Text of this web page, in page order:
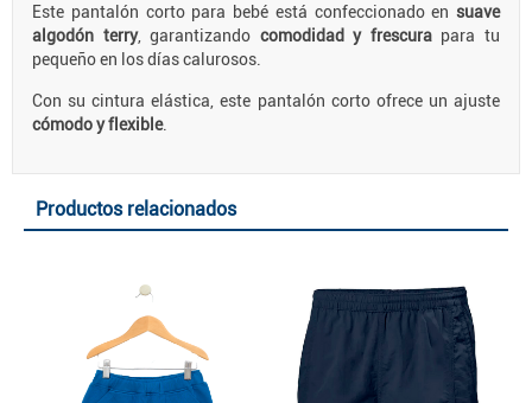
Este pantalón corto para bebé está confeccionado en suave
algodón terry, garantizando comodidad y frescurapara tu
pequeño en los días calurosos.
Con su cintura elástica, este pantalón corto ofrece un ajuste
cómodo y flexible.
Productos relacionados